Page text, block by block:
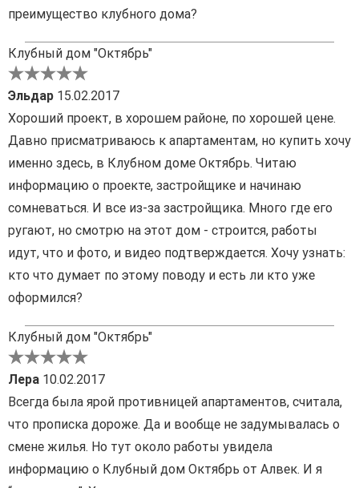
преимущество клубного дома?
Клубный дом "Октябрь"
Эльдар 15.02.2017
Хороший проект, в хорошем районе, по хорошей цене.
Давно присматриваюсь к апартаментам, но купить хочу
именно здесь, в Клубном доме Октябрь. Читаю
информацию о проекте, застройщике и начинаю
сомневаться. И все из-за застройщика. Много где его
ругают, но смотрю на этот дом - строится, работы
идут, что и фото, и видео подтверждается. Хочу узнать:
кто что думает по этому поводу и есть ли кто уже
оформился?
Клубный дом "Октябрь"
Лера 10.02.2017
Всегда была ярой противницей апартаментов, считала,
что прописка дороже. Да и вообще не задумывалась о
смене жилья. Но тут около работы увидела
информацию о Клубный дом Октябрь от Алвек. И я